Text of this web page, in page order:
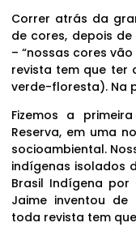
Correr atrás da
de cores, depois
– “nossas cores
revista tem que ter
verde-floresta). Na
Fizemos a
Reserva, em uma
socioambiental.
indígenas isolados
Brasil Indígena por
Jaime inventou
toda revista tem